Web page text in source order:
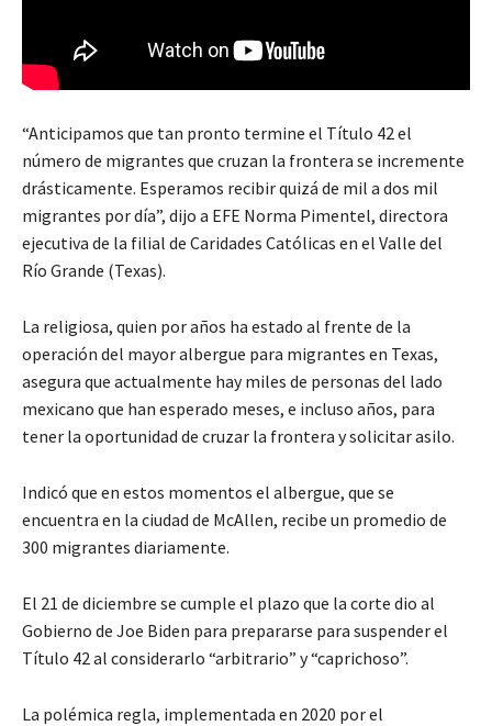
“Anticipamos que tan pronto termine el Título 42 el
número de migrantes que cruzan la frontera se incremente
drásticamente. Esperamos recibir quizá de mil a dos mil
migrantes por día”, dijo a EFE Norma Pimentel, directora
ejecutiva de la filial de Caridades Católicas en el Valle del
Río Grande (Texas).
La religiosa, quien por años ha estado al frente de la
operación del mayor albergue para migrantes en Texas,
asegura que actualmente hay miles de personas del lado
mexicano que han esperado meses, e incluso años, para
tener la oportunidad de cruzar la frontera y solicitar asilo.
Indicó que en estos momentos el albergue, que se
encuentra en la ciudad de McAllen, recibe un promedio de
300 migrantes diariamente.
El 21 de diciembre se cumple el plazo que la corte dio al
Gobierno de Joe Biden para prepararse para suspender el
Título 42 al considerarlo “arbitrario” y “caprichoso”.
La polémica regla, implementada en 2020 por el